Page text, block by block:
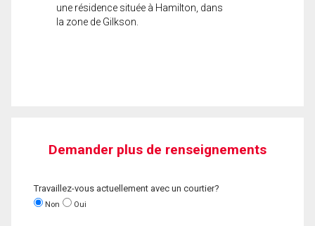
une résidence située à Hamilton, dans
la zone de Gilkson.
Demander plus de renseignements
Travaillez-vous actuellement avec un courtier?
Non Oui